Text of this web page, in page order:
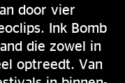
door vier
Ink Bomb
die zowel in
optreedt. Van